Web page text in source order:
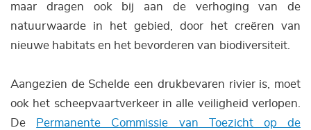
maar dragen ook bij aan de verhoging van de
natuurwaarde in het gebied, door het creëren van
nieuwe habitats en het bevorderen van biodiversiteit.
Aangezien de Schelde een drukbevaren rivier is, moet
ook het scheepvaartverkeer in alle veiligheid verlopen.
De
Permanente Commissie van Toezicht op de